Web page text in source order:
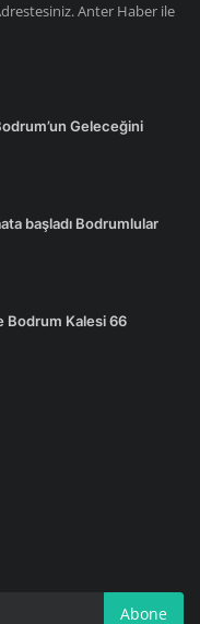
Anter Haber ile
Geleceğini
başladı Bodrumlular
Bodrum Kalesi 66
Abone